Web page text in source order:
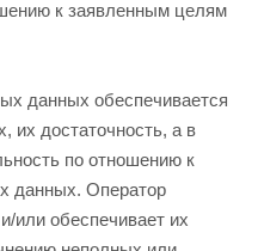
к заявленным целям
данных обеспечивается
их достаточность, а в
по отношению к
данных. Оператор
или обеспечивает их